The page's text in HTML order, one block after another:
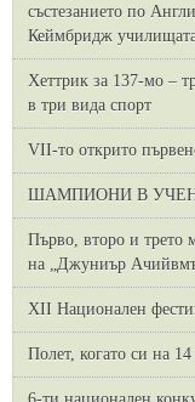
състезанието по
Кеймбридж
Хеттрик за 137-мо –
в три вида спорт
VII-то открито
ШАМПИОНИ В
Първо, второ и трето
на „Джуниър
XII Национален
Полет, когато си на